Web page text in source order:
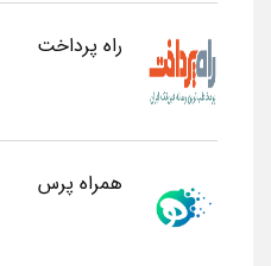
راه پرداخت
همراه پرس